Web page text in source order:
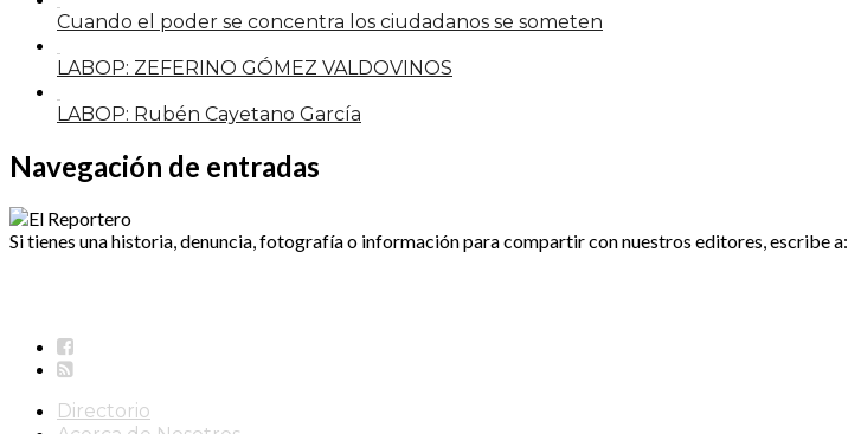
Cuando el poder se concentra los ciudadanos se someten
LABOP: ZEFERINO GÓMEZ VALDOVINOS
LABOP: Rubén Cayetano García
Navegación de entradas
Si tienes una historia, denuncia, fotografía o información para compartir con nuestros editores, escribe a:
Directorio